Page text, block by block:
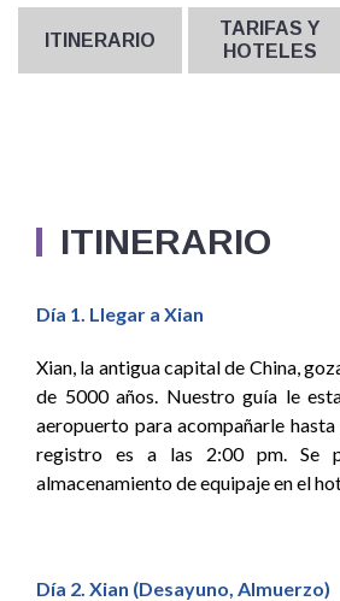
ITINERARIO
TARIFAS Y
HOTELES
ITINERARIO
Día 1. Llegar a Xian
Xian, la antigua capital de China,
de 5000 años. Nuestro guía le
aeropuerto para acompañarle
registro es a las 2:00 pm. Se
almacenamiento de equipaje en el
Día 2. Xian (Desayuno, Almuerzo)